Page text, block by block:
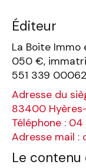
Éditeur
La Boite
050 €,
551 339 00062
Adresse du
83400
Téléphone :
Adresse mail
Le contenu